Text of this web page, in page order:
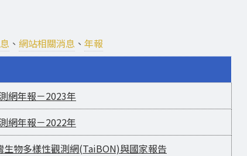
、 網站相關消息 、 年報
網年報－2023年
網年報－2022年
物多樣性觀測網(TaiBON)與國家報告